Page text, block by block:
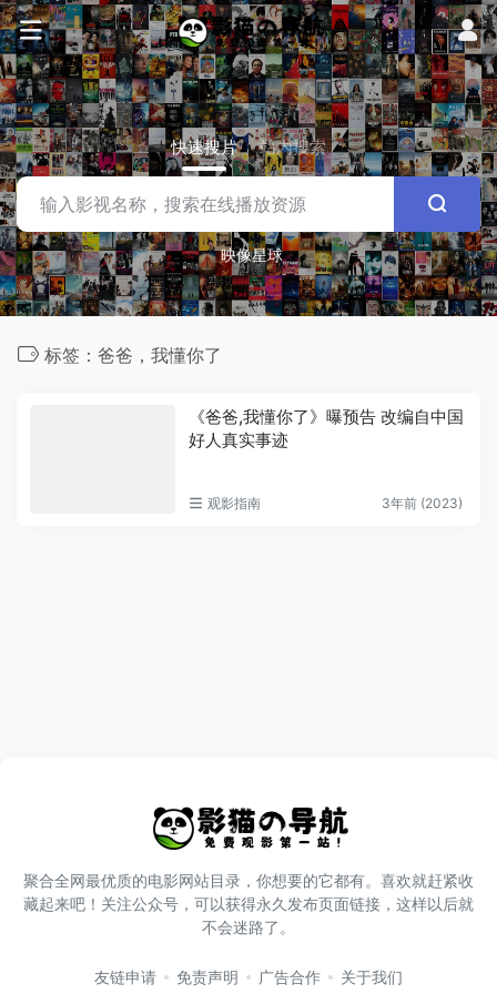
快速搜片 站内搜索
映像星球
标签：爸爸，我懂你了
《爸爸,我懂你了》曝预告 改编自中国
好人真实事迹
观影指南 3年前 (2023)
聚合全网最优质的电影网站目录，你想要的它都有。喜欢就赶紧收
藏起来吧！关注公众号，可以获得永久发布页面链接，这样以后就
不会迷路了。
友链申请 免责声明 广告合作 关于我们